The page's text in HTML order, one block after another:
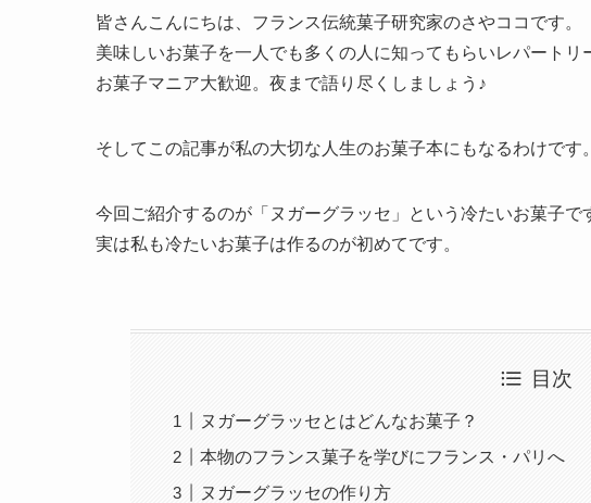
皆さんこんにちは、フランス伝統菓子研究家のさやココです。
美味しいお菓子を一人でも多くの人に知ってもらいレパートリ
お菓子マニア大歓迎。夜まで語り尽くしましょう♪
そしてこの記事が私の大切な人生のお菓子本にもなるわけです。
今回ご紹介するのが「ヌガーグラッセ」という冷たいお菓子で
実は私も冷たいお菓子は作るのが初めてです。
目次
ヌガーグラッセとはどんなお菓子？
本物のフランス菓子を学びにフランス・パリへ
ヌガーグラッセの作り方